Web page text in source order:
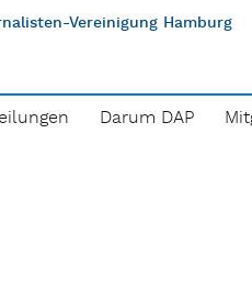
Vereinigung Hamburg
Darum DAP